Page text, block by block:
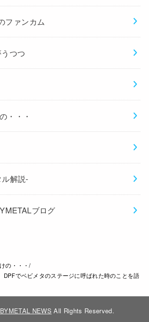
ファンカム
つつ
・・・
解説-
ブログ
の・・・
DPFでベビメタのステージに呼ばれた時のことを語
NEWS All Rights Reserved.